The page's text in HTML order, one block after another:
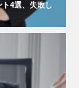
ト4選、失敗し